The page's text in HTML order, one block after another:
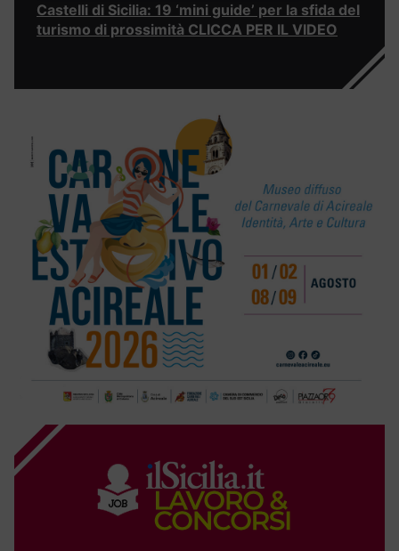
Castelli di Sicilia: 19 ‘mini guide’ per la sfida del
turismo di prossimità CLICCA PER IL VIDEO